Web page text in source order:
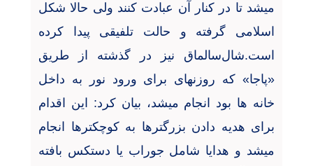
میشد تا در کنار آن عبادت کنند ولی حالا شکل
اسلامی گرفته و حالت تلفیقی پیدا کرده
است.شالسالماق نیز در گذشته از طریق
«پاجا» که روزنهای برای ورود نور به داخل
خانه ها بود انجام میشد، بیان کرد: این اقدام
برای هدیه دادن بزرگترها به کوچکترها انجام
میشد و هدایا شامل جوراب یا دستکس بافته